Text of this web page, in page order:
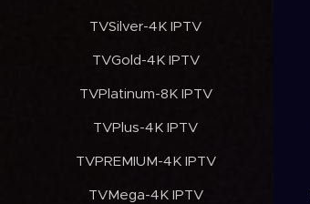
✔️TVSilver-4K IPTV
✔️TVGold-4K IPTV
✔️TVPlatinum-8K IPTV
✔️TVPlus-4K IPTV
✔️TVPREMIUM-4K IPTV
✔️TVMega-4K IPTV